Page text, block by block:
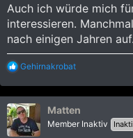
Auch ich würde mich
interessieren.
nach einigen Jahren
R
a
k
t
i
o
Gehirnakrobat
Matten
Member Inaktiv